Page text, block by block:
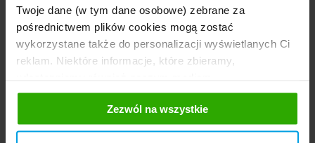
Twoje dane (w tym dane osobowe) zebrane za
pośrednictwem plików cookies mogą zostać
wykorzystane także do personalizacji wyświetlanych Ci
reklam. Niektóre informacje, które zbieramy,
społecznościowym oraz firmom reklamowym i
analitycznym, z którymi współpracujemy. Te z kolei
mogą łączyć te informacje z innymi informacjami, które
Zezwól na wszystkie
ZAŁÓŻ CITIKONTO BEZ WYCHODZENIA Z
DOMU!
Dodatkowe produkty i usługi